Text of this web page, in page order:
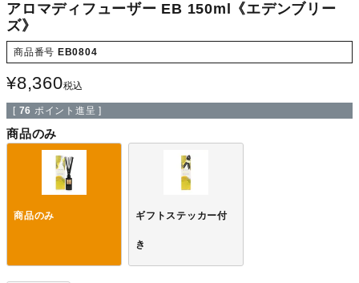
アロマディフューザー EB 150ml《エデンブリー
ズ》
商品番号 EB0804
¥8,360税込
[ 76 ポイント進呈 ]
商品のみ
商品のみ ギフトステッカー付
き